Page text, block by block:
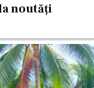
noutăți